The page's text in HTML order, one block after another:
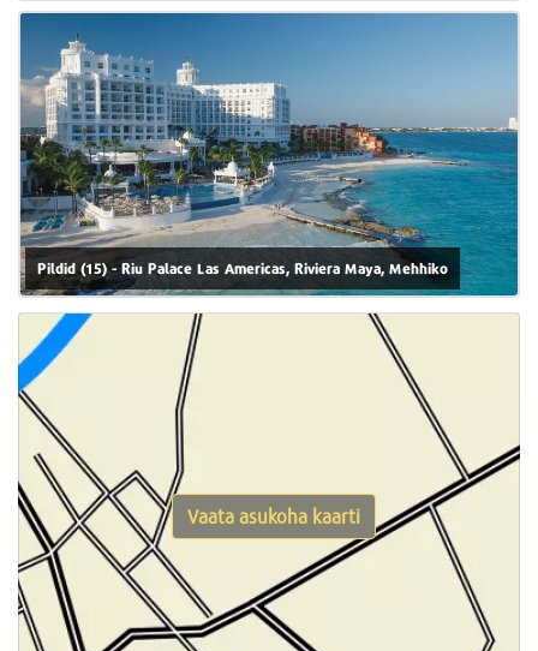
Pildid (15) - Riu Palace Las Americas, Riviera Maya, Mehhiko
Vaata asukoha kaarti